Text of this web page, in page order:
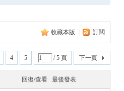
收藏本版 訂閱
4 5 / 5 頁 下一頁
回復/查看 最後發表